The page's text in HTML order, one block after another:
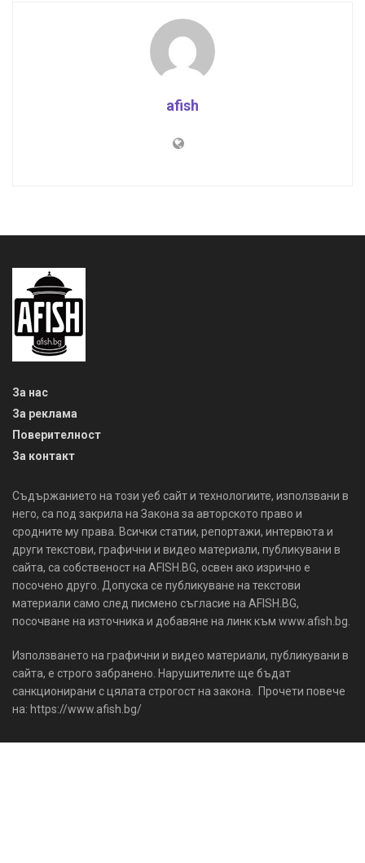
afish
За нас
За реклама
Поверителност
За контакт
Съдържанието на този уеб сайт и технологиите, използвани в
него, са под закрила на Закона за авторското право и
сродните му права. Всички статии, репортажи, интервюта и
други текстови, графични и видео материали, публикувани в
сайта, са собственост на AFISH.BG, освен ако изрично е
посочено друго. Допуска се публикуване на текстови
материали само след писмено съгласие на AFISH.BG,
посочване на източника и добавяне на линк към www.afish.bg.
Използването на графични и видео материали, публикувани в
сайта, е строго забранено. Нарушителите ще бъдат
санкционирани с цялата строгост на закона. Прочети повече
на: https://www.afish.bg/